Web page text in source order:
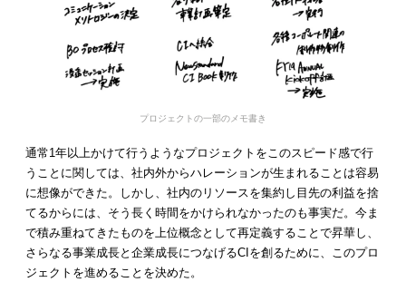
プロジェクトの一部のメモ書き
通常1年以上かけて行うようなプロジェクトをこのスピード感で行
うことに関しては、社内外からハレーションが生まれることは容易
に想像ができた。しかし、社内のリソースを集約し目先の利益を捨
てるからには、そう長く時間をかけられなかったのも事実だ。今ま
で積み重ねてきたものを上位概念として再定義することで昇華し、
さらなる事業成長と企業成長につなげるCIを創るために、このプロ
ジェクトを進めることを決めた。